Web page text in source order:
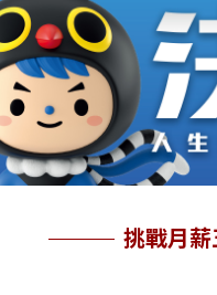
挑戰月